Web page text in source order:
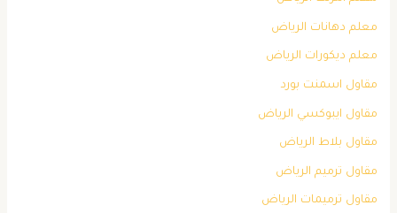
معلم دهانات الرياض
معلم ديكورات الرياض
مقاول اسمنت بورد
مقاول ايبوكسي الرياض
مقاول بلاط الرياض
مقاول ترميم الرياض
مقاول ترميمات الرياض